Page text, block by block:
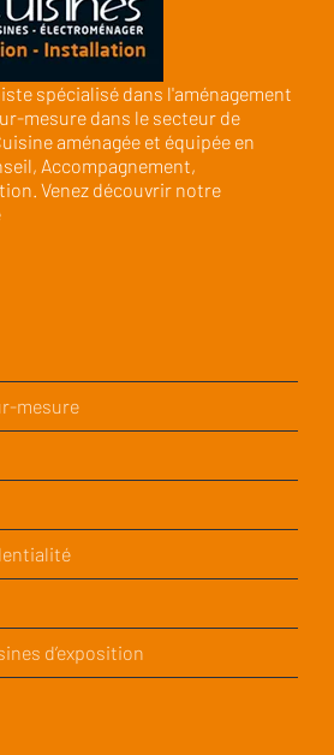
spécialisé dans l'aménagement
mesure dans le secteur de
aménagée et équipée en
Accompagnement,
Venez découvrir notre
mesure
d’exposition